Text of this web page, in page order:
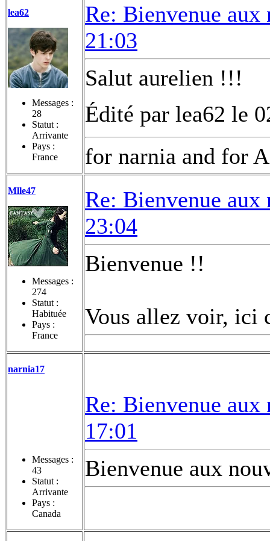
lea62
Messages :
28
Statut :
Arrivante
Pays :
France
Re: Bienvenue
21:03
Salut aurelien !!!
Édité par lea62 le
for narnia and for
Mlle47
Messages :
274
Statut :
Habituée
Pays :
France
Re: Bienvenue
23:04
Bienvenue !!
Vous allez voir, ici
narnia17
Messages :
43
Statut :
Arrivante
Pays :
Canada
Re: Bienvenue
17:01
Bienvenue aux